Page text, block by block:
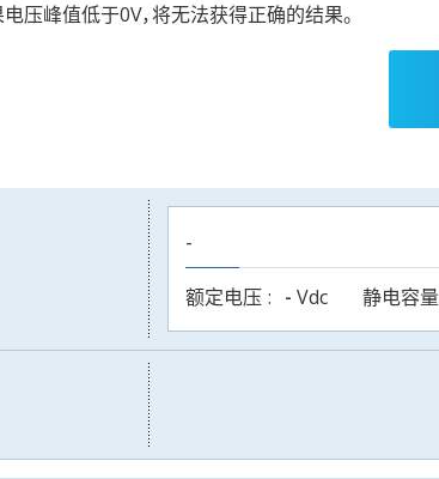
电压峰值低于0V，将无法获得正确的结果。
-
额定电压 - Vdc 静电容量